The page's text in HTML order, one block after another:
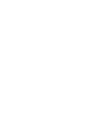
products in your wishlist.